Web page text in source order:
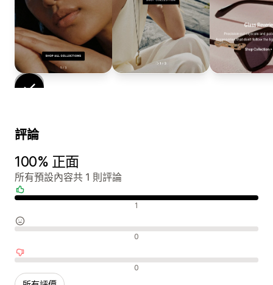
評論
100% 正面
所有預設內容共 1 則評論
1
0
0